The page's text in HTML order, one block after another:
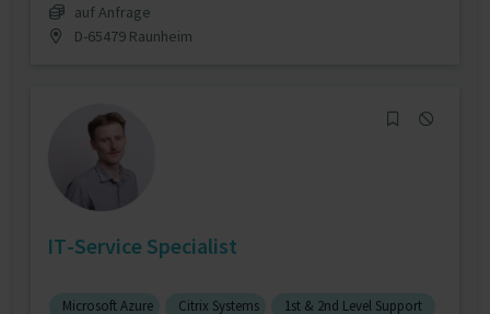
auf Anfrage
D-65479 Raunheim
IT-Service Specialist
Microsoft Azure Citrix Systems 1st & 2nd Level Support